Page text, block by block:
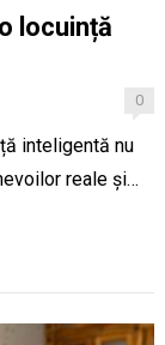
locuință
0
inteligentă nu
reale și…